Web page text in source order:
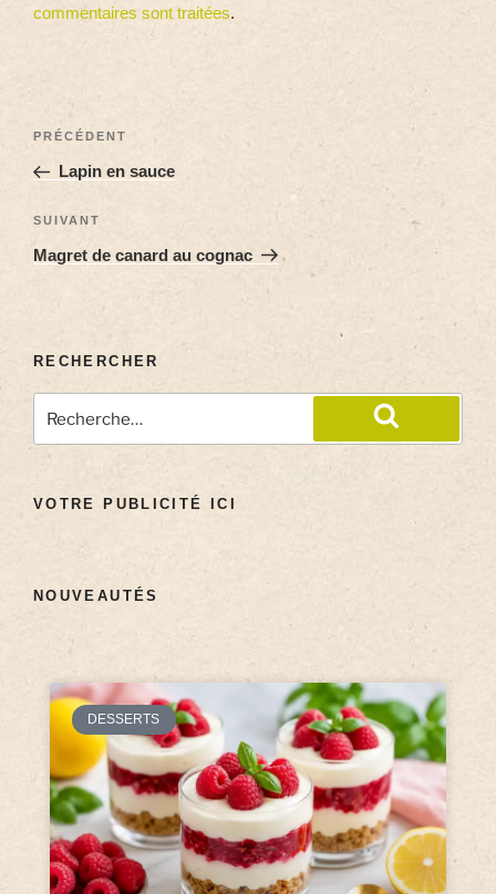
commentaires sont traitées.
PRÉCÉDENT
Lapin en sauce
SUIVANT
Magret de canard au cognac
RECHERCHER
VOTRE PUBLICITÉ ICI
NOUVEAUTÉS
DESSERTS